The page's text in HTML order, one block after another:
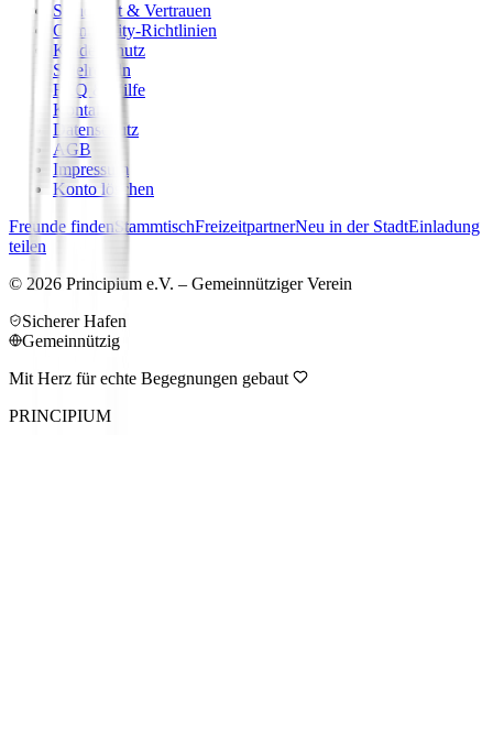
Sicherheit & Vertrauen
Community-Richtlinien
Kinderschutz
Spielregeln
FAQ & Hilfe
Kontakt
Datenschutz
AGB
Impressum
Konto löschen
Freunde findenStammtischFreizeitpartnerNeu in der StadtEinladung
teilen
© 2026 Principium e.V. – Gemeinnütziger Verein
Sicherer Hafen
Gemeinnützig
Mit Herz für echte Begegnungen gebaut
PRINCIPIUM